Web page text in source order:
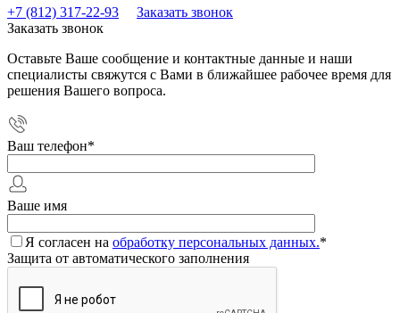
+7 (812) 317-22-93
Заказать звонок
Заказать звонок
Оставьте Ваше сообщение и контактные данные и наши
специалисты свяжутся с Вами в ближайшее рабочее время для
решения Вашего вопроса.
Ваш телефон*
Ваше имя
Я согласен на обработку персональных данных.*
Защита от автоматического заполнения